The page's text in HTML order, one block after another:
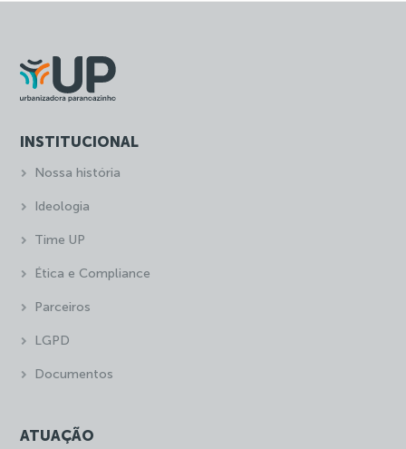
INSTITUCIONAL
Nossa história
Ideologia
Time UP
Ética e Compliance
Parceiros
LGPD
Documentos
ATUAÇÃO